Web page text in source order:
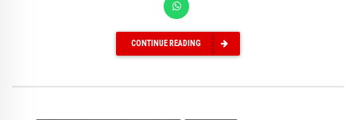
CONTINUE READING